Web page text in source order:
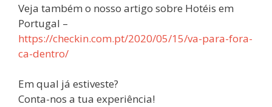
Veja também o nosso artigo sobre Hotéis em
Portugal –
https://checkin.com.pt/2020/05/15/va-para-fora-
ca-dentro/
Em qual já estiveste?
Conta-nos a tua experiência!